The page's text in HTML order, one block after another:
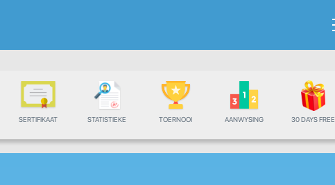
SERTIFIKAAT STATISTIEKE TOERNOOI AANWYSING 30 DAYS FREE